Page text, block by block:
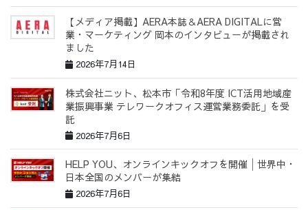
【メディア掲載】AERA本誌＆AERA DIGITALに営
業・マーケティング 岡本のインタビューが掲載され
ました
2026年7月14日
株式会社ニット、松本市「令和8年度 ICT活用地域産
業振興事業 テレワークオフィス運営業務委託」を受
託
2026年7月6日
HELP YOU、オンラインキックオフを開催│世界中・
日本全国のメンバーが集結
2026年7月6日